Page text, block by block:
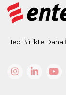
Hep Birlikte Daha